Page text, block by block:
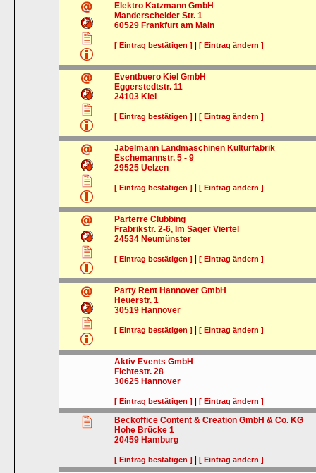
Elektro Katzmann GmbH
Manderscheider Str. 1
60529 Frankfurt am Main
[ Eintrag bestätigen ] |[ Eintrag ändern ]
Eventbuero Kiel GmbH
Eggerstedtstr. 11
24103 Kiel
[ Eintrag bestätigen ] |[ Eintrag ändern ]
Jabelmann Landmaschinen Kulturfabrik
Eschemannstr. 5 - 9
29525 Uelzen
[ Eintrag bestätigen ] |[ Eintrag ändern ]
Parterre Clubbing
Frabrikstr. 2-6, Im Sager Viertel
24534 Neumünster
[ Eintrag bestätigen ] |[ Eintrag ändern ]
Party Rent Hannover GmbH
Heuerstr. 1
30519 Hannover
[ Eintrag bestätigen ] |[ Eintrag ändern ]
Aktiv Events GmbH
Fichtestr. 28
30625 Hannover
[ Eintrag bestätigen ] |[ Eintrag ändern ]
Beckoffice Content & Creation GmbH & Co. KG
Hohe Brücke 1
20459 Hamburg
[ Eintrag bestätigen ] |[ Eintrag ändern ]